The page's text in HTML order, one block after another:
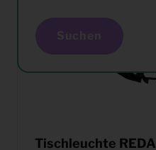
Suchen
Tischleuchte REDA